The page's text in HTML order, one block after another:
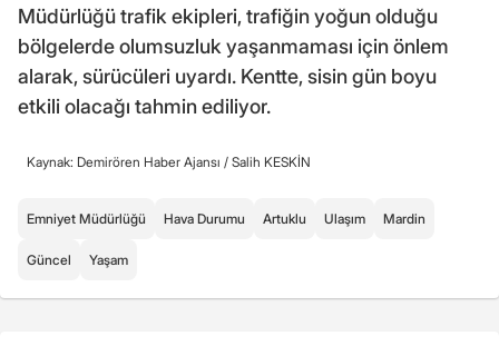
Müdürlüğü trafik ekipleri, trafiğin yoğun olduğu
bölgelerde olumsuzluk yaşanmaması için önlem
alarak, sürücüleri uyardı. Kentte, sisin gün boyu
etkili olacağı tahmin ediliyor.
Kaynak: Demirören Haber Ajansı / Salih KESKİN
Emniyet Müdürlüğü Hava Durumu Artuklu Ulaşım Mardin
Güncel Yaşam